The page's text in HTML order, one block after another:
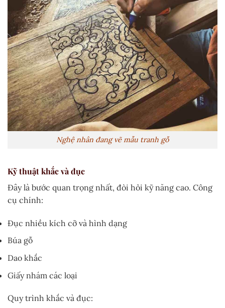
Nghệ nhân đang vẽ mẫu tranh gỗ
Kỹ thuật khắc và đục
Đây là bước quan trọng nhất, đòi hỏi kỹ năng cao. Công
cụ chính:
Đục nhiều kích cỡ và hình dạng
Búa gỗ
Dao khắc
Giấy nhám các loại
Quy trình khắc và đục: